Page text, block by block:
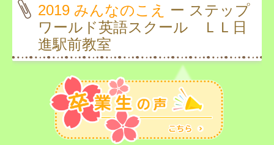
幼児・低学年クラス
お知らせ
英検講習
2019 みんなのこえ ー ステップ
ワールド英語スクール ＬＬ日
進駅前教室